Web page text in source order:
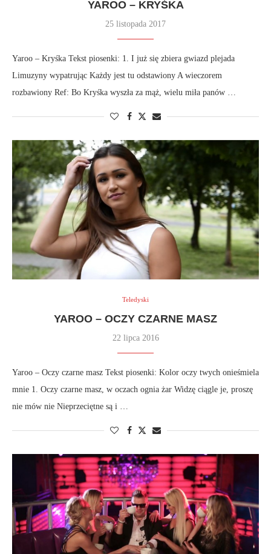
YAROO – KRYŚKA
25 listopada 2017
Yaroo – Kryśka Tekst piosenki: 1. I już się zbiera gwiazd plejada
Limuzyny wypatrując Każdy jest tu odstawiony A wieczorem
rozbawiony Ref: Bo Kryśka wyszła za mąż, wielu miła panów …
Teledyski
YAROO – OCZY CZARNE MASZ
22 lipca 2016
Yaroo – Oczy czarne masz Tekst piosenki: Kolor oczy twych onieśmiela
mnie 1. Oczy czarne masz, w oczach ognia żar Widzę ciągle je, proszę
nie mów nie Nieprzeciętne są i …